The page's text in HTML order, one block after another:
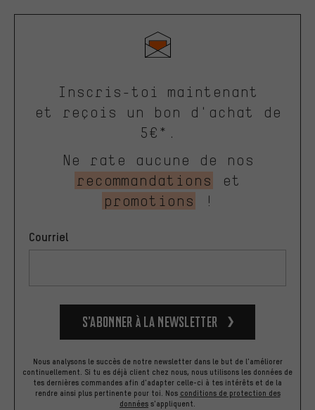
Inscris-toi maintenant
et reçois un bon d'achat de
5€*.
Ne rate aucune de nos
recommandations
et
promotions
!
Courriel
S’abonner à la newsletter
Nous analysons le succès de notre newsletter dans le but de l'améliorer
continuellement. Si tu es déjà client chez nous, nous utilisons les données de
tes dernières commandes afin d'adapter celle-ci à tes intérêts et de la
rendre ainsi plus pertinente pour toi. Nos conditions de protection des
données s'appliquent.